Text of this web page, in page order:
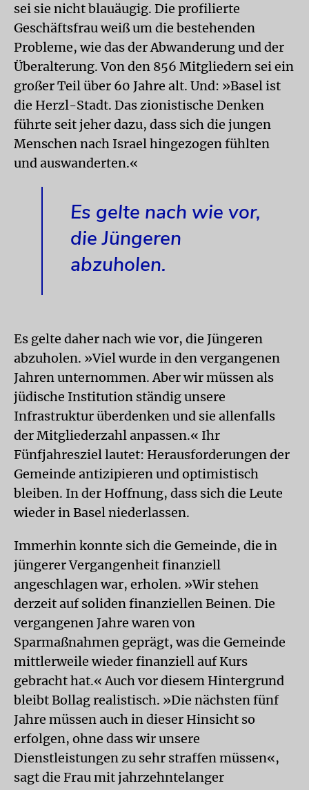
sei sie nicht blauäugig. Die profilierte
Geschäftsfrau weiß um die bestehenden
Probleme, wie das der Abwanderung und der
Überalterung. Von den 856 Mitgliedern sei ein
großer Teil über 60 Jahre alt. Und: »Basel ist
die Herzl-Stadt. Das zionistische Denken
führte seit jeher dazu, dass sich die jungen
Menschen nach Israel hingezogen fühlten
und auswanderten.«
Es gelte nach wie vor,
die Jüngeren
abzuholen.
Es gelte daher nach wie vor, die Jüngeren
abzuholen. »Viel wurde in den vergangenen
Jahren unternommen. Aber wir müssen als
jüdische Institution ständig unsere
Infrastruktur überdenken und sie allenfalls
der Mitgliederzahl anpassen.« Ihr
Fünfjahresziel lautet: Herausforderungen der
Gemeinde antizipieren und optimistisch
bleiben. In der Hoffnung, dass sich die Leute
wieder in Basel niederlassen.
Immerhin konnte sich die Gemeinde, die in
jüngerer Vergangenheit finanziell
angeschlagen war, erholen. »Wir stehen
derzeit auf soliden finanziellen Beinen. Die
vergangenen Jahre waren von
Sparmaßnahmen geprägt, was die Gemeinde
mittlerweile wieder finanziell auf Kurs
gebracht hat.« Auch vor diesem Hintergrund
bleibt Bollag realistisch. »Die nächsten fünf
Jahre müssen auch in dieser Hinsicht so
erfolgen, ohne dass wir unsere
Dienstleistungen zu sehr straffen müssen«,
sagt die Frau mit jahrzehntelanger